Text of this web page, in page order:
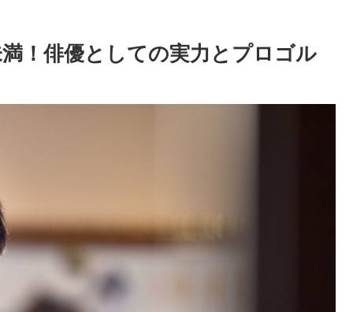
！俳優としての実力とプロゴル